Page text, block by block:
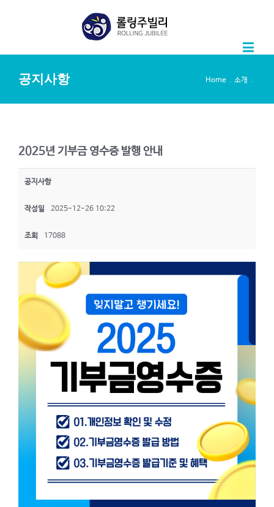
공지사항 Home 소개
2025년 기부금 영수증 발행 안내
공지사항
작성일 2025-12-26 10:22
조회 17088